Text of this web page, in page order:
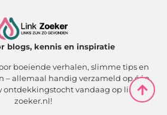
blogs, kennis en inspiratie
boeiende verhalen, slimme tips en
– allemaal handig verzameld op één
ontdekkingstocht vandaag op link-
zoeker.nl!